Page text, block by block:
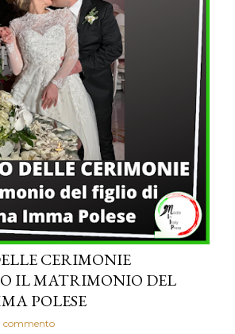
CERIMONIE
IL MATRIMONIO DEL
POLESE
commento